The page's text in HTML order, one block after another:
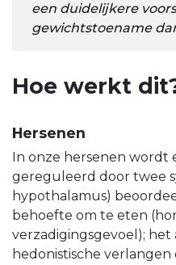
een duidelijkere
gewichtstoename
Hoe werkt
Hersenen
In onze hersenen
gereguleerd door twee
hypothalamus)
behoefte om te eten
verzadigingsgevoel);
hedonistische